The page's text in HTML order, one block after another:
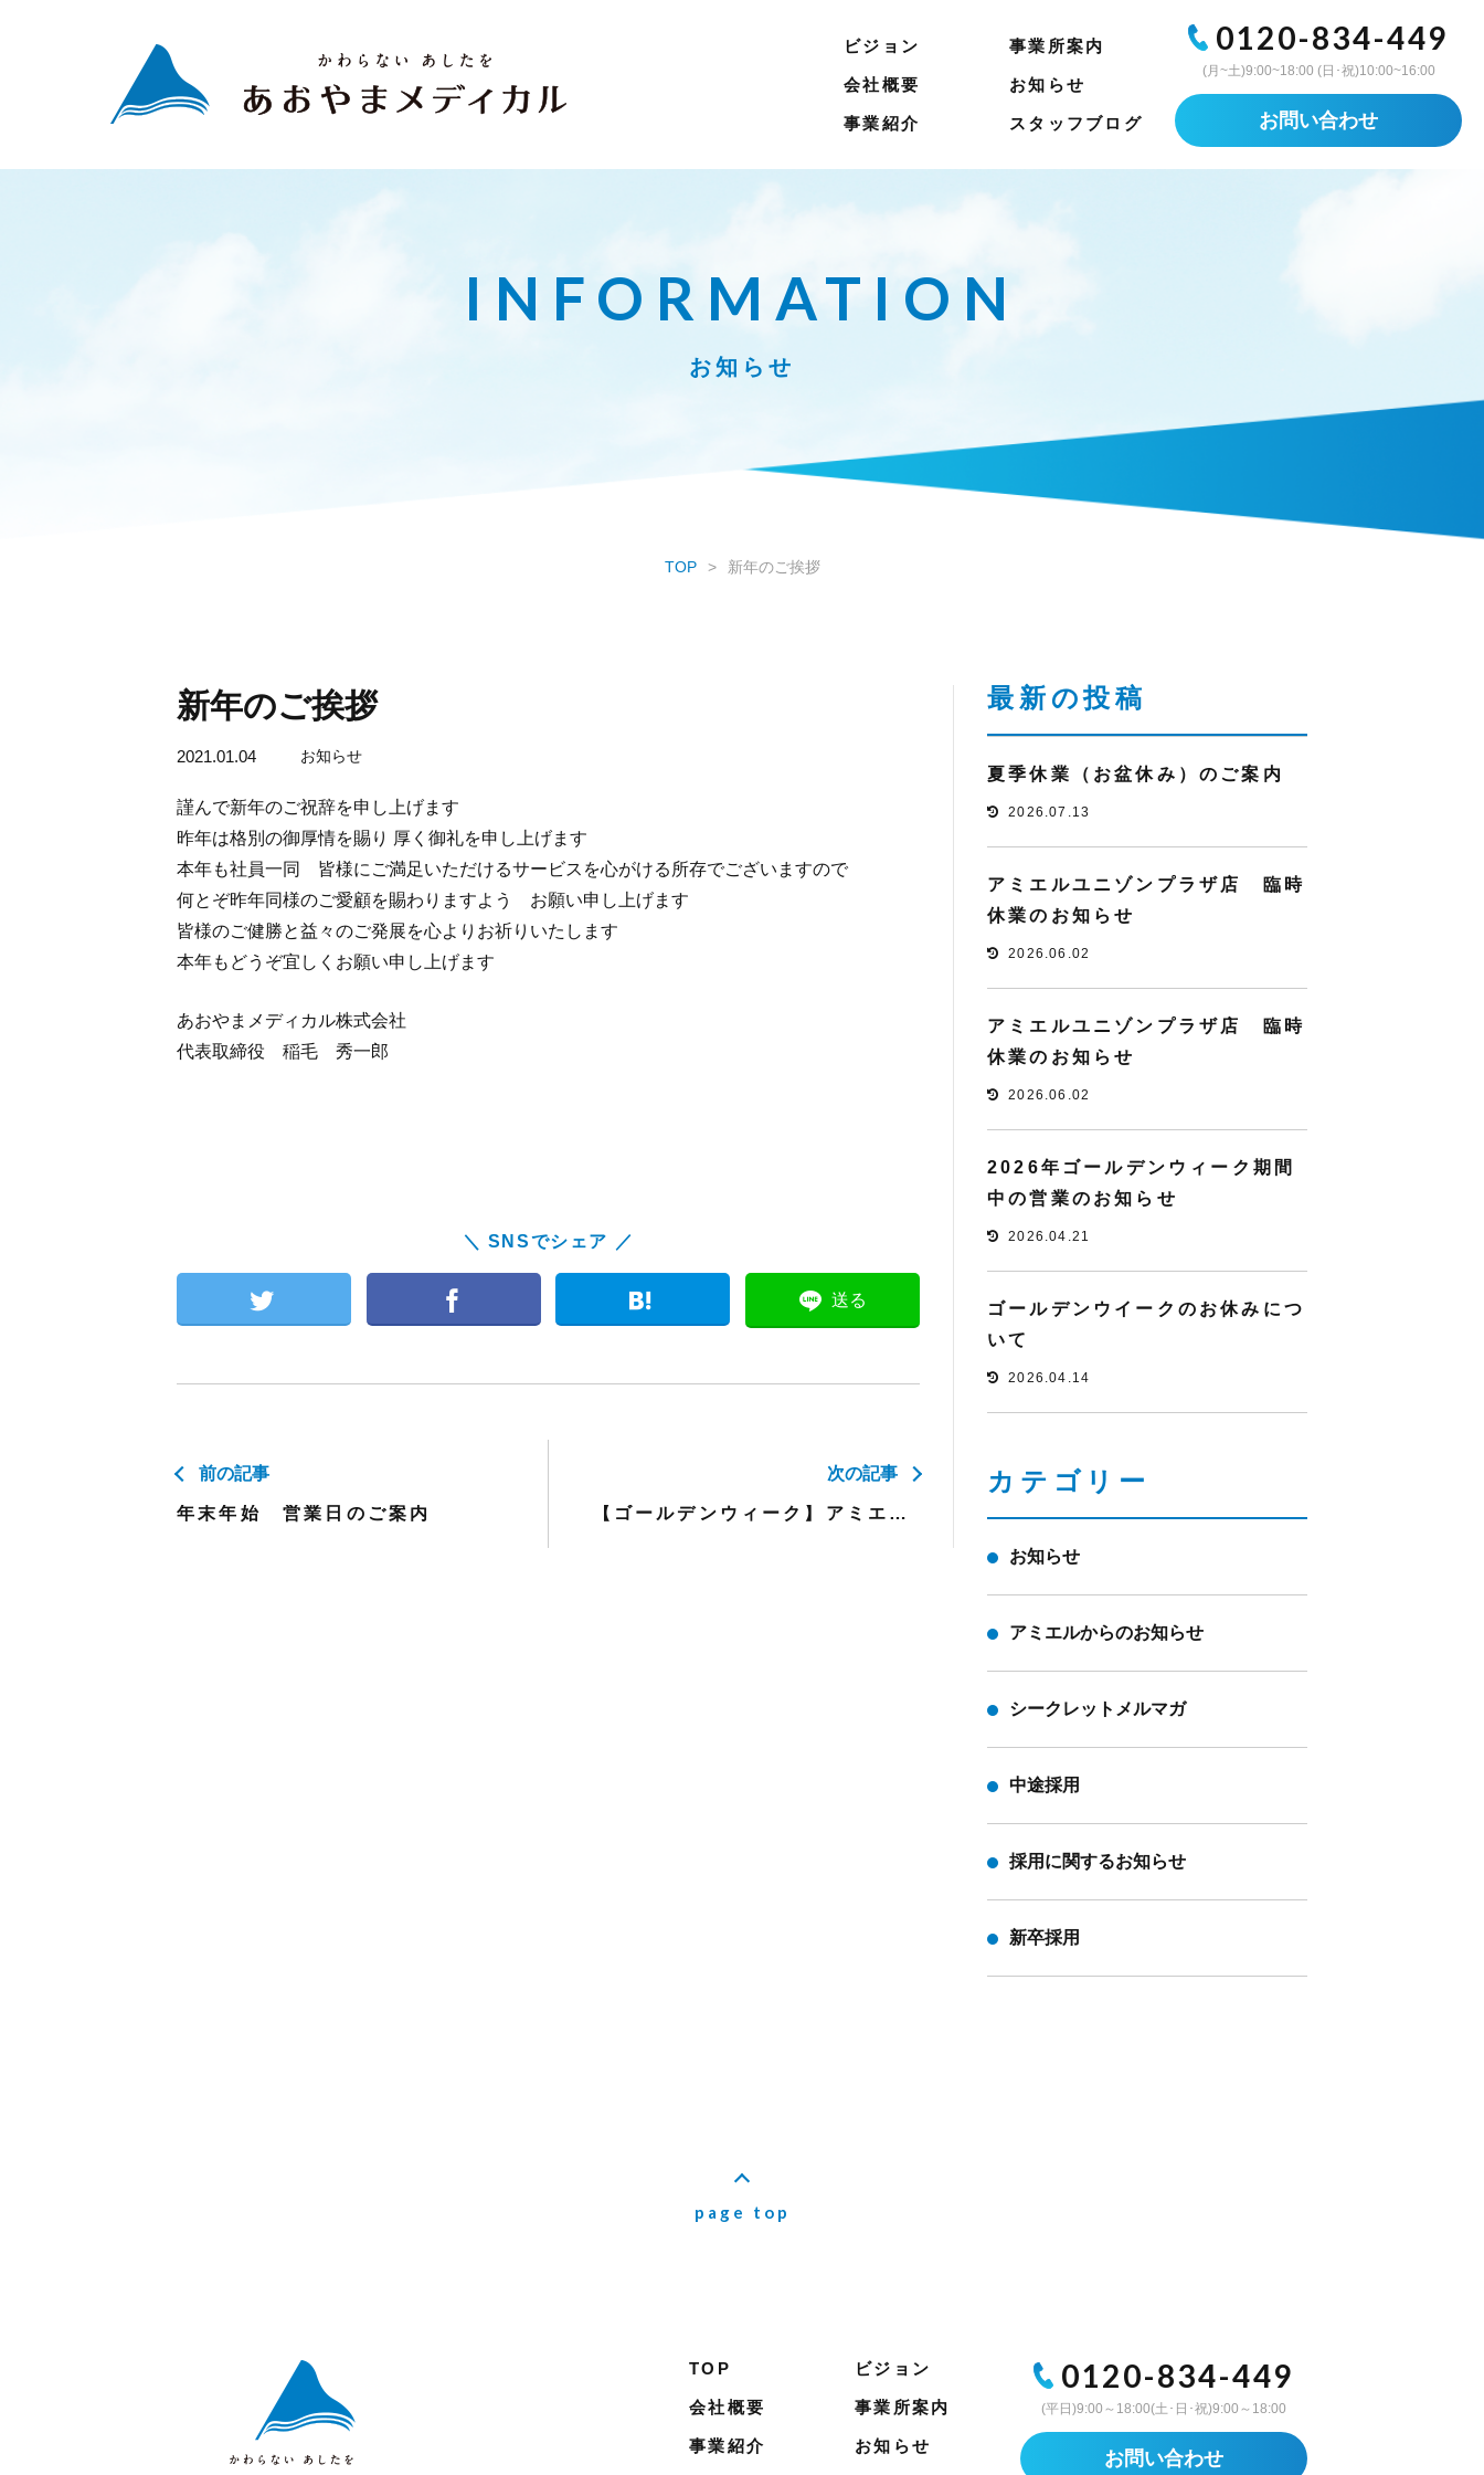
ビジョン 事業所案内
会社概要 お知らせ
事業紹介 スタッフブログ
0120-834-449
(月~土)9:00~18:00 (日･祝)10:00~16:00
お問い合わせ
INFORMATION
お知らせ
TOP 新年のご挨拶
新年のご挨拶
2021.01.04 お知らせ
謹んで新年のご祝辞を申し上げます
昨年は格別の御厚情を賜り 厚く御礼を申し上げます
本年も社員一同 皆様にご満足いただけるサービスを心がける所存でございますので
何とぞ昨年同様のご愛顧を賜わりますよう お願い申し上げます
皆様のご健勝と益々のご発展を心よりお祈りいたします
本年もどうぞ宜しくお願い申し上げます
あおやまメディカル株式会社
代表取締役 稲毛 秀一郎
＼ SNSでシェア ／
送る
前の記事
年末年始 営業日のご案内
次の記事
【ゴールデンウィーク】アミエル 本店・ユニゾンプラザ店 休業のお知らせ
最新の投稿
夏季休業（お盆休み）のご案内
2026.07.13
アミエルユニゾンプラザ店 臨時
休業のお知らせ
2026.06.02
アミエルユニゾンプラザ店 臨時
休業のお知らせ
2026.06.02
2026年ゴールデンウィーク期間
中の営業のお知らせ
2026.04.21
ゴールデンウイークのお休みにつ
いて
2026.04.14
カテゴリー
お知らせ
アミエルからのお知らせ
シークレットメルマガ
中途採用
採用に関するお知らせ
新卒採用
page top
TOP ビジョン
会社概要 事業所案内
事業紹介 お知らせ
0120-834-449
(平日)9:00～18:00(土･日･祝)9:00～18:00
お問い合わせ